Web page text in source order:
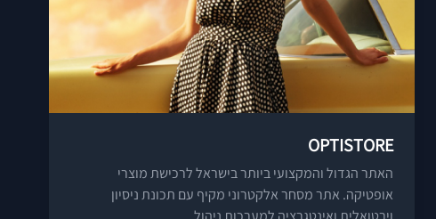
OPTISTORE
האתר הגדול והמקצועי ביותר בישראל לרכישת מוצרי
אופטיקה. אתר מסחר אלקטרוני מקיף עם תכונת ניסיון